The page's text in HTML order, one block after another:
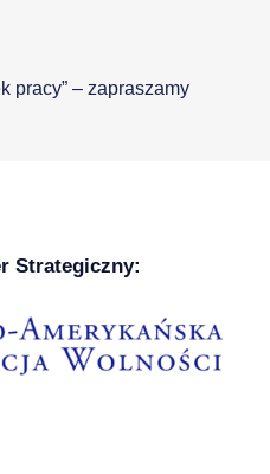
pracy” – zapraszamy
Strategiczny: